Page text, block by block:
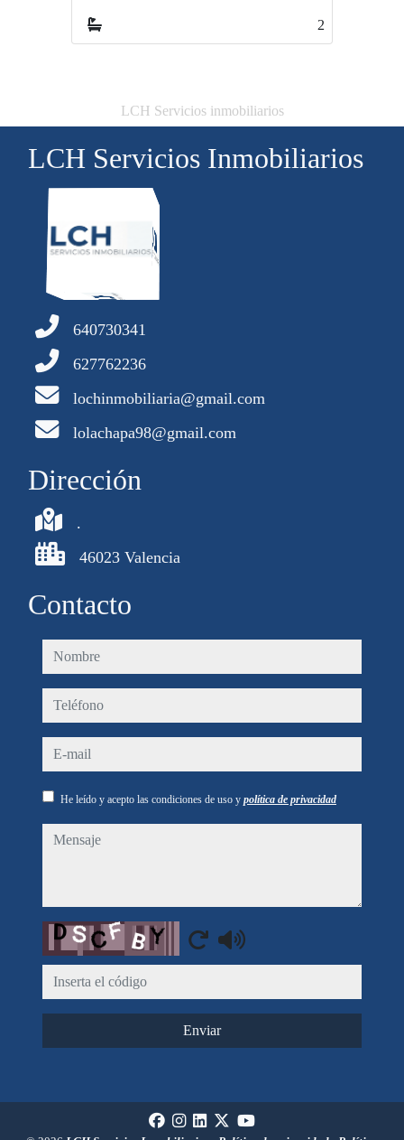
2
LCH Servicios inmobiliarios
LCH Servicios Inmobiliarios
640730341
627762236
lochinmobiliaria@gmail.com
lolachapa98@gmail.com
Dirección
.
46023 Valencia
Contacto
nombre
teléfono
e-mail
He leído y acepto las condiciones de uso y política de privacidad
mensaje
Captcha
Enviar